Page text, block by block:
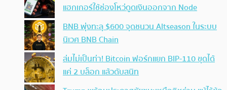
แฮกเกอร์ใช้ช่องโหว่ดูดเงินออกจาก Node
BNB พุ่งทะลุ $600 จุดชนวน Altseason ในระบบ
นิเวศ BNB Chain
ล่มไม่เป็นท่า! Bitcoin ฟอร์กแยก BIP-110 ขุดได้
แค่ 2 บล็อก แล้วดับสนิท